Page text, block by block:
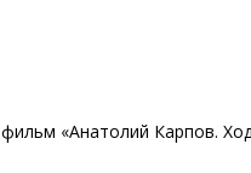
«Анатолий Карпов.